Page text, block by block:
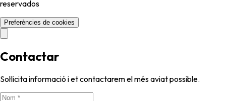
reservados
Preferències de cookies
Contactar
Sol·licita informació i et contactarem el més aviat possible.